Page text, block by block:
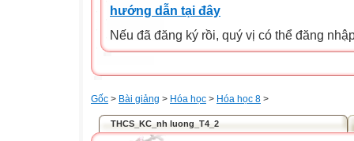
hướng dẫn tại đây
Nếu đã đăng ký rồi, quý vị có thể đăng
Gốc > Bài giảng > Hóa học > Hóa học 8 >
THCS_KC_nh luong_T4_2